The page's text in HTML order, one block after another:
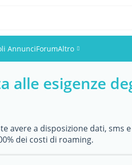
AnnunciForumAltro
Eventi
Foto
alle esigenze
avere a disposizione dati, sms
dei costi di roaming.